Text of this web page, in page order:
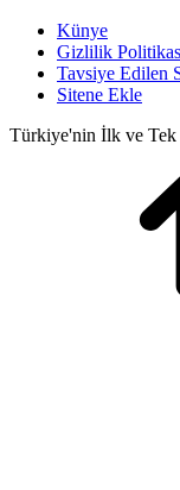
Künye
Gizlilik
Tavsiye Edilen
Sitene Ekle
Türkiye'nin İlk ve Tek